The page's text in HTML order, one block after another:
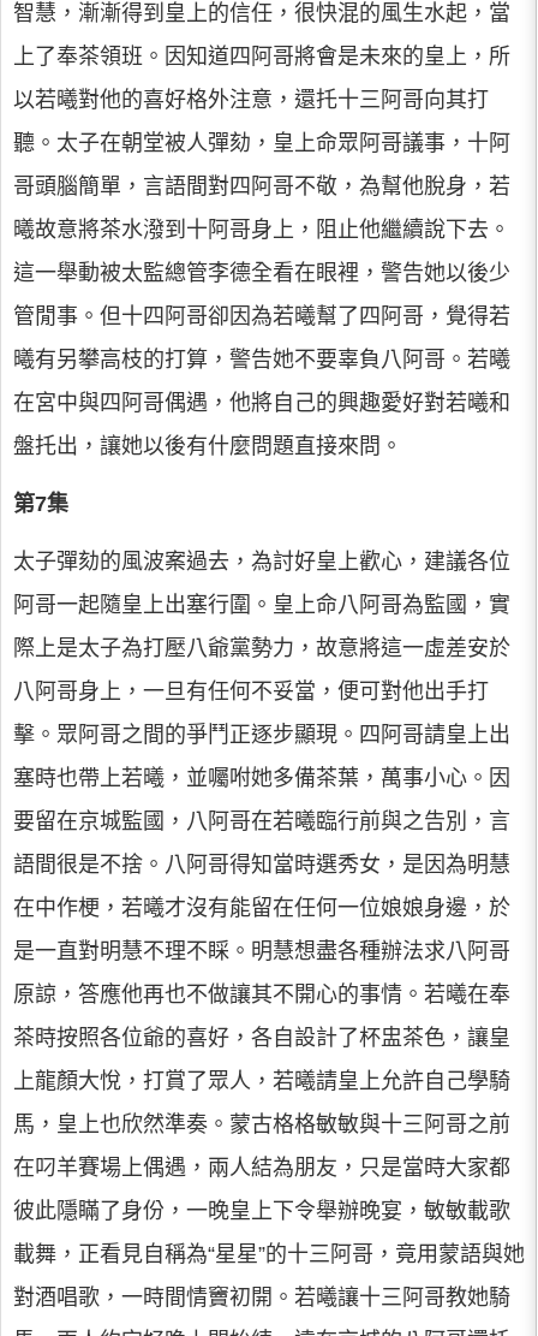
智慧，漸漸得到皇上的信任，很快混的風生水起，當
上了奉茶領班。因知道四阿哥將會是未來的皇上，所
以若曦對他的喜好格外注意，還托十三阿哥向其打
聽。太子在朝堂被人彈劾，皇上命眾阿哥議事，十阿
哥頭腦簡單，言語間對四阿哥不敬，為幫他脫身，若
曦故意將茶水潑到十阿哥身上，阻止他繼續說下去。
這一舉動被太監總管李德全看在眼裡，警告她以後少
管閒事。但十四阿哥卻因為若曦幫了四阿哥，覺得若
曦有另攀高枝的打算，警告她不要辜負八阿哥。若曦
在宮中與四阿哥偶遇，他將自己的興趣愛好對若曦和
盤托出，讓她以後有什麼問題直接來問。
第7集
太子彈劾的風波案過去，為討好皇上歡心，建議各位
阿哥一起隨皇上出塞行圍。皇上命八阿哥為監國，實
際上是太子為打壓八爺黨勢力，故意將這一虛差安於
八阿哥身上，一旦有任何不妥當，便可對他出手打
擊。眾阿哥之間的爭鬥正逐步顯現。四阿哥請皇上出
塞時也帶上若曦，並囑咐她多備茶葉，萬事小心。因
要留在京城監國，八阿哥在若曦臨行前與之告別，言
語間很是不捨。八阿哥得知當時選秀女，是因為明慧
在中作梗，若曦才沒有能留在任何一位娘娘身邊，於
是一直對明慧不理不睬。明慧想盡各種辦法求八阿哥
原諒，答應他再也不做讓其不開心的事情。若曦在奉
茶時按照各位爺的喜好，各自設計了杯盅茶色，讓皇
上龍顏大悅，打賞了眾人，若曦請皇上允許自己學騎
馬，皇上也欣然準奏。蒙古格格敏敏與十三阿哥之前
在叼羊賽場上偶遇，兩人結為朋友，只是當時大家都
彼此隱瞞了身份，一晚皇上下令舉辦晚宴，敏敏載歌
載舞，正看見自稱為“星星”的十三阿哥，竟用蒙語與她
對酒唱歌，一時間情竇初開。若曦讓十三阿哥教她騎